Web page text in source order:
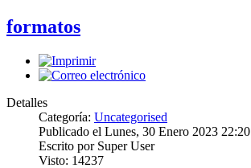
formatos
Detalles
Categoría: Uncategorised
Publicado el Lunes, 30 Enero 2023 22:20
Escrito por Super User
Visto: 14237